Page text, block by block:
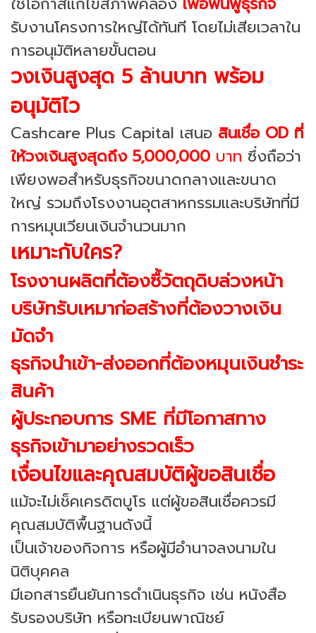
รับงานโครงการใหญ่ได้ทันที โดยไม่เสียเวลาใน
การอนุมัติหลายขั้นตอน
วงเงินสูงสุด 5 ล้านบาท พร้อม
อนุมัติไว
Cashcare Plus Capital เสนอ สินเชื่อ OD ที่
ให้วงเงินสูงสุดถึง 5,000,000 บาท ซึ่งถือว่า
เพียงพอสำหรับธุรกิจขนาดกลางและขนาด
ใหญ่ รวมถึงโรงงานอุตสาหกรรมและบริษัทที่มี
การหมุนเวียนเงินจำนวนมาก
เหมาะกับใคร?
โรงงานผลิตที่ต้องซื้วัตถุดิบล่วงหน้า
บริษัทรับเหมาก่อสร้างที่ต้องวางเงิน
มัดจำ
ธุรกิจนำเข้า-ส่งออกที่ต้องหมุนเงินชำระ
สินค้า
ผู้ประกอบการ SME ที่มีโอกาสทาง
ธุรกิจเข้ามาอย่างรวดเร็ว
เงื่อนไขและคุณสมบัติผู้ขอสินเชื่อ
แม้จะไม่เช็คเครดิตบูโร แต่ผู้ขอสินเชื่อควรมี
คุณสมบัติพื้นฐานดังนี้
เป็นเจ้าของกิจการ หรือผู้มีอำนาจลงนามใน
นิติบุคคล
มีเอกสารยืนยันการดำเนินธุรกิจ เช่น หนังสือ
รับรองบริษัท หรือทะเบียนพาณิชย์